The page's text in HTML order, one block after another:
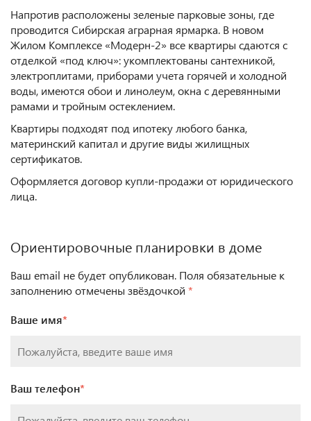
Напротив расположены зеленые парковые зоны, где
проводится Сибирская аграрная ярмарка. В новом
Жилом Комплексе «Модерн-2» все квартиры сдаются с
отделкой «под ключ»: укомплектованы сантехникой,
электроплитами, приборами учета горячей и холодной
воды, имеются обои и линолеум, окна с деревянными
рамами и тройным остеклением.
Квартиры подходят под ипотеку любого банка,
материнский капитал и другие виды жилищных
сертификатов.
Оформляется договор купли-продажи от юридического
лица.
Ориентировочные планировки в доме
Ваш email не будет опубликован. Поля обязательные к
заполнению отмечены звёздочкой *
Ваше имя*
Ваш телефон*